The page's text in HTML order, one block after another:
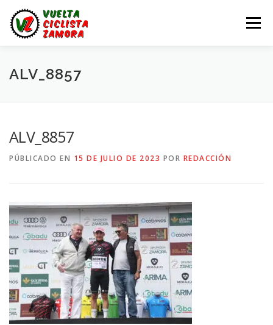
contenido
Menú
LA VUELTA ZAMORA
ALV_8857
ALV_8857
PÚBLICADO EN 15 DE JULIO DE 2023 POR REDACCIÓN